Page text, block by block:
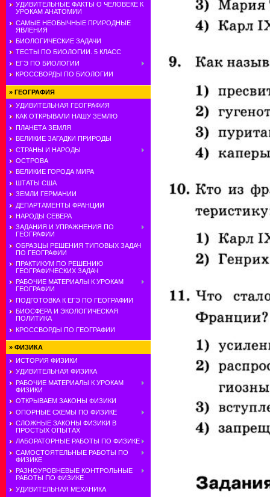
УДИВИТЕЛЬНЫЕ ФАКТЫ О ЧЕЛОВЕКЕ К
УРОКАМ АНАТОМИИ
САМЫЕ НЕОБЫЧНЫЕ ПРИРОДНЫЕ
ЯВЛЕНИЯ
БИОЛОГИЧЕСКИЕ ЗАДАЧИ
ТЕСТЫ ПО БИОЛОГИИ. 5 КЛАСС
ЕГЭ ПО БИОЛОГИИ
КРОССВОРДЫ ПО БИОЛОГИИ
» ГЕОГРАФИЯ
УДИВИТЕЛЬНАЯ ГЕОГРАФИЯ
КАК ОТКРЫВАЛИ НАШУ ЗЕМЛЮ
ПЛАНЕТА ЗЕМЛЯ
ВЕЛИКИЕ ЗАГАДКИ ПРИРОДЫ
СТРАНЫ И НАРОДЫ
ОСТРОВА
ВЕЛИКИЕ ГОРОДА МИРА
ШТАТЫ США
ЗЕМЛИ ГЕРМАНИИ
ДЕПАРТАМЕНТЫ ФРАНЦИИ
НАРОДЫ СЕВЕРА
ЗАДАНИЯ И УПРАЖНЕНИЯ ПО
ГЕОГРАФИИ
ОБРАЗЦЫ РЕШЕНИЯ ТИПОВЫХ ЗАДАЧ
ПО ГЕОГРАФИИ
ПРАКТИКУМ ПО РЕШЕНИЮ
ГЕОГРАФИЧЕСКИХ ЗАДАЧ
РАБОЧИЕ МАТЕРИАЛЫ К УРОКАМ
ГЕОГРАФИИ
ПОДГОТОВКА К ЕГЭ ПО ГЕОГРАФИИ
БИОСФЕРА И ЭКОЛОГИЧЕСКАЯ
ПОЛИТИКА
КРОССВОРДЫ ПО ГЕОГРАФИИ
» ФИЗИКА
ИСТОРИЯ ФИЗИКИ
УДИВИТЕЛЬНАЯ ФИЗИКА
РАБОЧИЕ МАТЕРИАЛЫ К УРОКАМ
ФИЗИКИ
ОТКРЫВАЕМ ЗАКОНЫ ФИЗИКИ
ОПОРНЫЕ СХЕМЫ ПО ФИЗИКЕ
СЛОЖНЫЕ ЗАКОНЫ ФИЗИКИ В
ПРОСТЫХ ОПЫТАХ
ЛАБОРАТОРНЫЕ РАБОТЫ ПО ФИЗИКЕ
САМОСТОЯТЕЛЬНЫЕ РАБОТЫ ПО
ФИЗИКЕ
РАЗНОУРОВНЕВЫЕ КОНТРОЛЬНЫЕ
РАБОТЫ ПО ФИЗИКЕ
УДИВИТЕЛЬНАЯ МЕХАНИКА